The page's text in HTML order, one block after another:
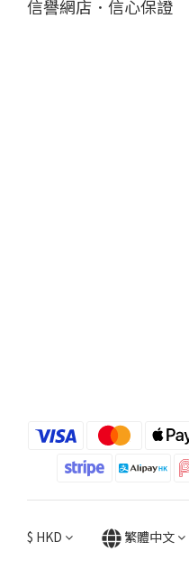
信譽網店．信心保證
$ HKD 繁體中文